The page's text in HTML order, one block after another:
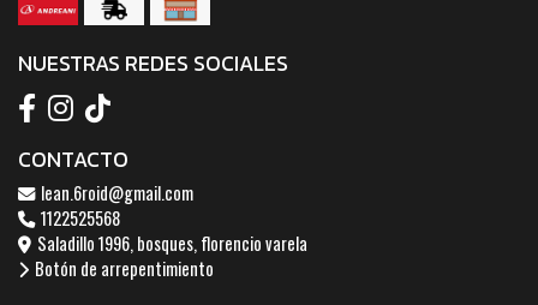
NUESTRAS REDES SOCIALES
CONTACTO
lean.6roid@gmail.com
1122525568
Saladillo 1996, bosques, florencio varela
Botón de arrepentimiento